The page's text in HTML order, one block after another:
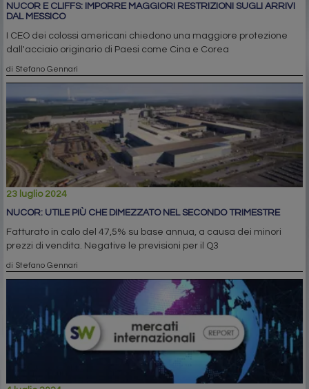
NUCOR E CLIFFS: IMPORRE MAGGIORI RESTRIZIONI SUGLI ARRIVI
DAL MESSICO
I CEO dei colossi americani chiedono una maggiore protezione
dall'acciaio originario di Paesi come Cina e Corea
di Stefano Gennari
23 luglio 2024
NUCOR: UTILE PIÙ CHE DIMEZZATO NEL SECONDO TRIMESTRE
Fatturato in calo del 47,5% su base annua, a causa dei minori
prezzi di vendita. Negative le previsioni per il Q3
di Stefano Gennari